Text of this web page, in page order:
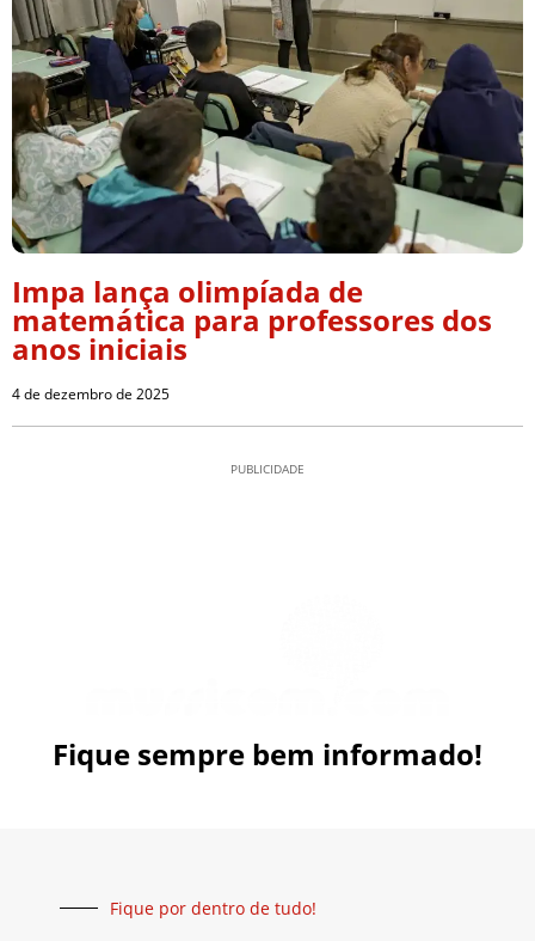
Impa lança olimpíada de
matemática para professores dos
anos iniciais
4 de dezembro de 2025
PUBLICIDADE
Fique sempre bem informado!
Fique por dentro de tudo!